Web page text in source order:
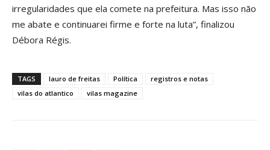
irregularidades que ela comete na prefeitura. Mas isso não
me abate e continuarei firme e forte na luta”, finalizou
Débora Régis.
TAGS lauro de freitas Política
registros e notas
vilas do atlantico
vilas magazine